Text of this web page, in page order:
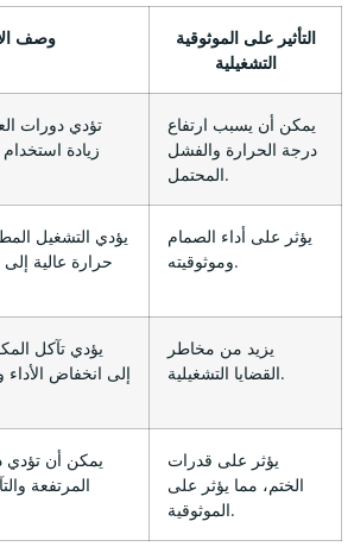
وصف
التأثير على الموثوقية
التشغيلية
تؤدي دورات
زيادة
يمكن أن يسبب ارتفاع
درجة الحرارة والفشل
المحتمل.
يؤدي التشغيل
حرارة عالية إلى
يؤثر على أداء الصمام
وموثوقيته.
يؤدي تآكل
إلى انخفاض
يزيد من مخاطر
القضايا التشغيلية.
يمكن أن تؤدي
المرتفعة
يؤثر على قدرات
الختم، مما يؤثر على
الموثوقية.